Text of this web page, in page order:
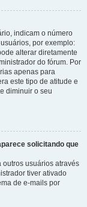
indicam o número
por exemplo:
alterar diretamente
do fórum. Por
apenas para
este tipo de atitude e
diminuir o seu
solicitando que
usuários através
tiver ativado
de e-mails por